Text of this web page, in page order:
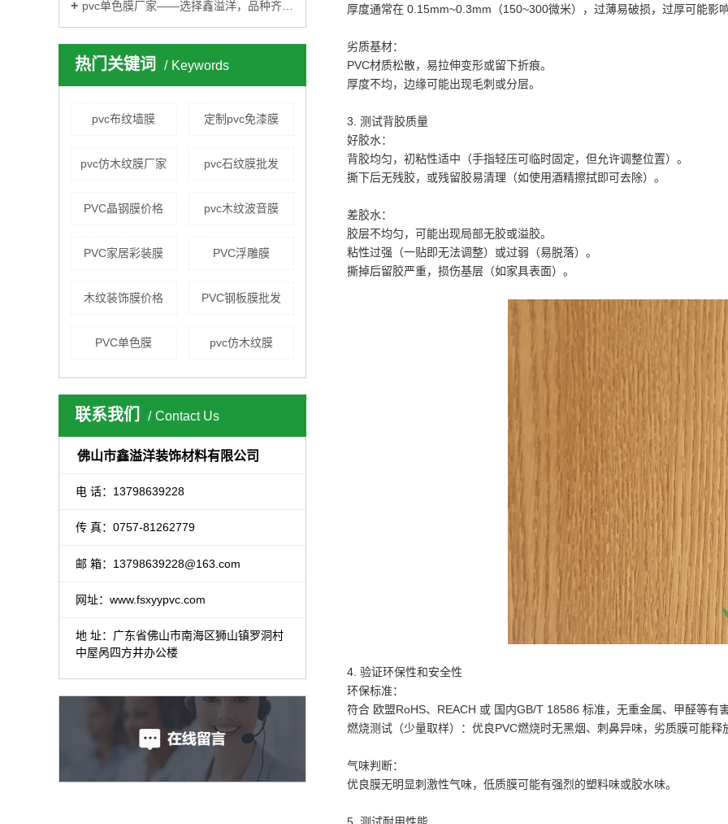
pvc单色膜厂家——选择鑫溢洋，品种齐全，质量可靠！
热门关键词 Keywords
pvc布纹墙膜 定制pvc免漆膜
pvc仿木纹膜厂家 pvc石纹膜批发
PVC晶钢膜价格 pvc木纹波音膜
PVC家居彩装膜 PVC浮雕膜
木纹装饰膜价格 PVC钢板膜批发
PVC单色膜 pvc仿木纹膜
联系我们 Contact Us
佛山市鑫溢洋装饰材料有限公司
电 话：13798639228
传 真：0757-81262779
邮 箱： 13798639228@163.com
网址：www.fsxyypvc.com
地 址：广东省佛山市南海区狮山镇罗洞村
中屋呙四方井办公楼
厚度通常在 0.15mm~0.3mm（150~300微米），过薄易破损，过厚可能影响
劣质基材：
PVC材质松散，易拉伸变形或留下折痕。
厚度不均，边缘可能出现毛刺或分层。
3. 测试背胶质量
好胶水：
背胶均匀，初粘性适中（手指轻压可临时固定，但允许调整位置）。
撕下后无残胶，或残留胶易清理（如使用酒精擦拭即可去除）。
差胶水：
胶层不均匀，可能出现局部无胶或溢胶。
粘性过强（一贴即无法调整）或过弱（易脱落）。
撕掉后留胶严重，损伤基层（如家具表面）。
4. 验证环保性和安全性
环保标准：
符合 欧盟RoHS、REACH 或 国内GB/T 18586 标准，无重金属、甲醛等有害
燃烧测试（少量取样）：优良PVC燃烧时无黑烟、刺鼻异味，劣质膜可能释
气味判断：
优良膜无明显刺激性气味，低质膜可能有强烈的塑料味或胶水味。